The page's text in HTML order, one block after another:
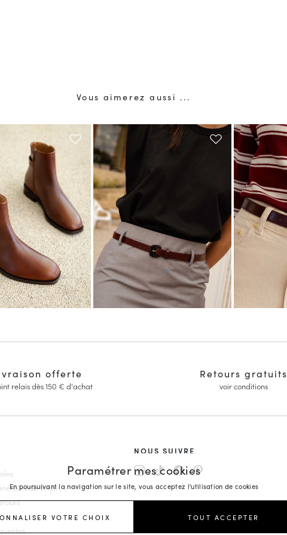
Vous aimerez aussi ...
Paramétrer mes cookies
En poursuivant la navigation sur le site, vous acceptez l'utilisation de cookies
VOTRE CHOIX TOUT ACCEPTER
offerte
relais dès 150 € d'achat
Retours gratuits
voir conditions
de Vente
NOUS SUIVRE